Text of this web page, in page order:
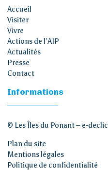
Accueil
Visiter
Vivre
Actions de l’AIP
Actualités
Presse
Contact
Informations
© Les Îles du Ponant – e-declic
Plan du site
Mentions légales
Politique de confidentialité